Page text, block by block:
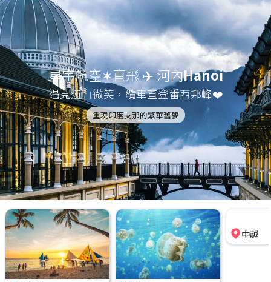
星宇航空✶直飛 ✈️ 河內Hanoi
遇見遠山微笑，纜車直登番西邦峰❤️
重現印度支那的繁華舊夢